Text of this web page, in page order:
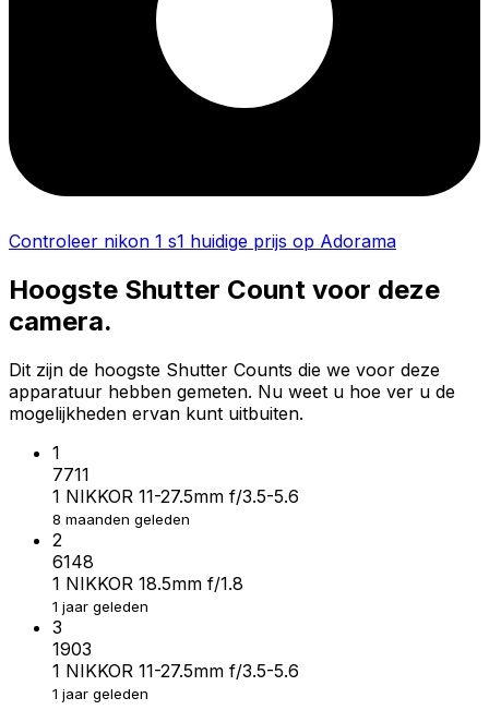
Controleer nikon 1 s1 huidige prijs op Adorama
Hoogste Shutter Count voor deze
camera.
Dit zijn de hoogste Shutter Counts die we voor deze
apparatuur hebben gemeten. Nu weet u hoe ver u de
mogelijkheden ervan kunt uitbuiten.
1
7711
1 NIKKOR 11-27.5mm f/3.5-5.6
8 maanden geleden
2
6148
1 NIKKOR 18.5mm f/1.8
1 jaar geleden
3
1903
1 NIKKOR 11-27.5mm f/3.5-5.6
1 jaar geleden